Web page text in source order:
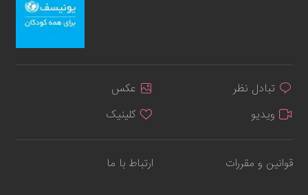
تبادل نظر
عکس
ویدیو
کلینیک
قوانین و مقررات ارتباط با ما